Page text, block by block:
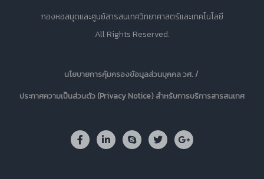
กองหอสมุดและศูนย์สารสนเทศวิทยาศาสตร์และเทคโนโลยี
All Rights Reserved.
นโยบายการคุ้มครองข้อมูลส่วนบุคคล วศ. /
ประกาศความเป็นส่วนตัว (Privacy Notice) สำหรับการบริการสารสนเทศ